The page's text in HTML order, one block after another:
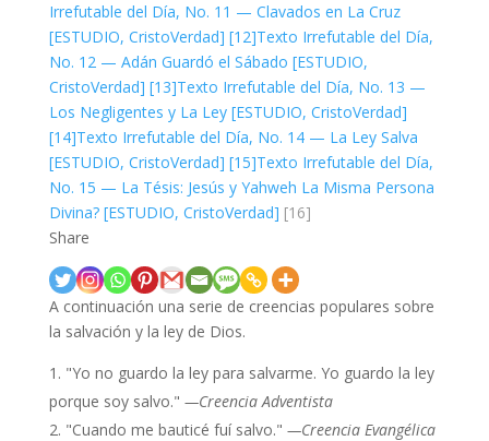
Irrefutable del Día, No. 11 — Clavados en La Cruz
[ESTUDIO, CristoVerdad] [12]Texto Irrefutable del Día,
No. 12 — Adán Guardó el Sábado [ESTUDIO,
CristoVerdad] [13]Texto Irrefutable del Día, No. 13 —
Los Negligentes y La Ley [ESTUDIO, CristoVerdad]
[14]Texto Irrefutable del Día, No. 14 — La Ley Salva
[ESTUDIO, CristoVerdad] [15]Texto Irrefutable del Día,
No. 15 — La Tésis: Jesús y Yahweh La Misma Persona
Divina? [ESTUDIO, CristoVerdad] [16]
Share
A continuación una serie de creencias populares sobre
la salvación y la ley de Dios.
"Yo no guardo la ley para salvarme. Yo guardo la ley
porque soy salvo." —Creencia Adventista
"Cuando me bauticé fuí salvo." —Creencia Evangélica